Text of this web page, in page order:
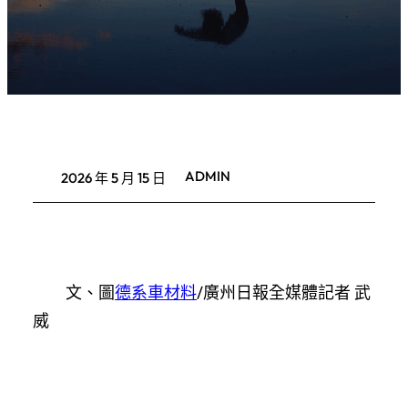
2026 年 5 月 15 日 ADMIN
文、圖德系車材料/廣州日報全媒體記者 武
威